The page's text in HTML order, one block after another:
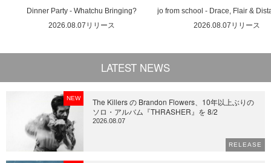
Dinner Party - Whatchu Bringing?
2026.08.07リリース
jo from school - Drace, Flair &
2026.08.07リリース
LATEST NEWS
NEW
The Killers の Brandon Flowers、10年以上ぶりの
ソロ・アルバム『THRASHER』を 8/2
2026.08.07
RELEASE